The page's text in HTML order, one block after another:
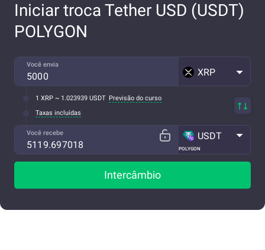
Iniciar troca Tether USD (USDT)
POLYGON
Você envia
XRP
1 XRP ~ 1.023939 USDT Previsão do curso
Taxas incluídas
Você recebe
POLYGON
USDT
Intercâmbio